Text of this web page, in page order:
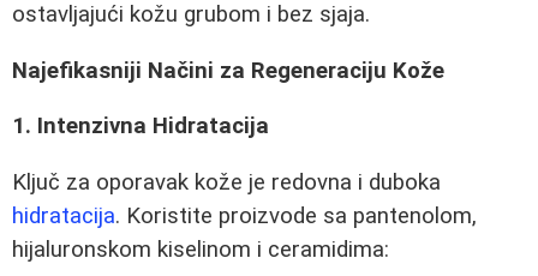
ostavljajući kožu grubom i bez sjaja.
Najefikasniji Načini za Regeneraciju Kože
1. Intenzivna Hidratacija
Ključ za oporavak kože je redovna i duboka
hidratacija. Koristite proizvode sa pantenolom,
hijaluronskom kiselinom i ceramidima: